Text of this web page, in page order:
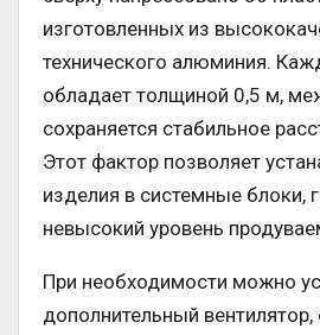
изготовленных из
технического алюминия.
обладает толщиной 0,5 м,
сохраняется стабильное
Этот фактор позволяет
изделия в системные блоки,
невысокий уровень
При необходимости можно
дополнительный вентилятор,